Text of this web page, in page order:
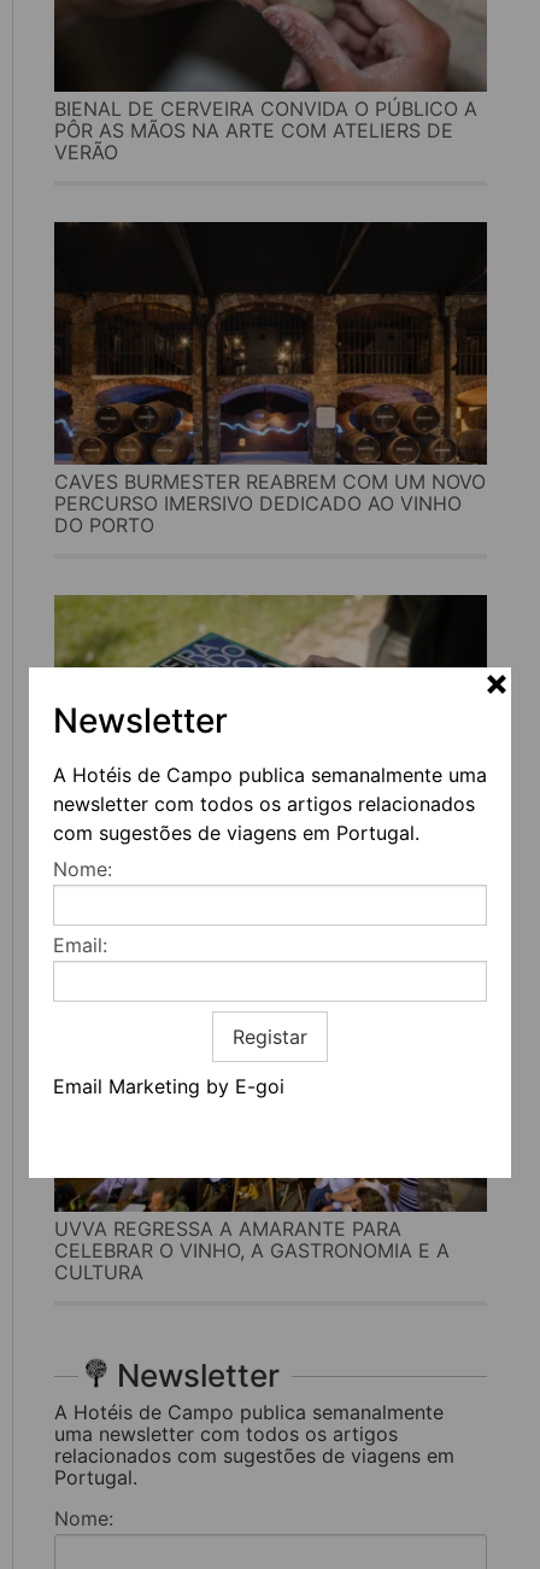
Newsletter
A Hotéis de Campo publica semanalmente uma
newsletter com todos os artigos relacionados
com sugestões de viagens em Portugal.
Nome:
Email:
Registar
Email Marketing by E-goi
BIENAL DE CERVEIRA CONVIDA O PÚBLICO A
PÔR AS MÃOS NA ARTE COM ATELIERS DE
VERÃO
CAVES BURMESTER REABREM COM UM NOVO
PERCURSO IMERSIVO DEDICADO AO VINHO
DO PORTO
MAIS DE 200 ATIVIDADES DEDICADAS À
UVVA REGRESSA A AMARANTE PARA
CELEBRAR O VINHO, A GASTRONOMIA E A
CULTURA
Newsletter
A Hotéis de Campo publica semanalmente
uma newsletter com todos os artigos
relacionados com sugestões de viagens em
Portugal.
Nome: